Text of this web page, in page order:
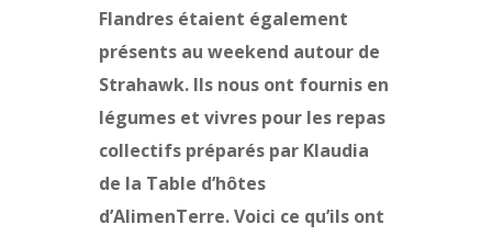
Flandres étaient également
présents au weekend autour de
Strahawk. Ils nous ont fournis en
légumes et vivres pour les repas
collectifs préparés par Klaudia
de la Table d’hôtes
d’AlimenTerre. Voici ce qu’ils ont